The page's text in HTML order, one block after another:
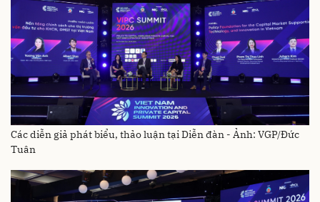
Các diễn giả phát biểu, thảo luận tại Diễn đàn - Ảnh: VGP/Đức
Tuân